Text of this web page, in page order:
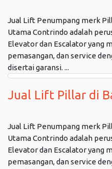
Jual Lift Penumpang merk
Utama Contrindo adalah
Elevator dan Escalator yang
pemasangan, dan service
disertai garansi. ...
Jual Lift Pillar di
Jual Lift Penumpang merk
Utama Contrindo adalah
Elevator dan Escalator yang
pemasangan, dan service